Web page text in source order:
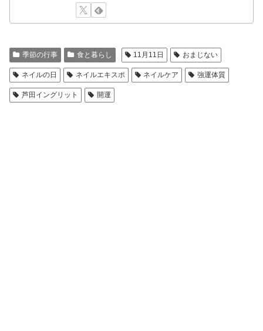
季節の行事 食と暮らし 11月11日 おまじない
ネイルの日 ネイルエキスポ ネイルケア 強運体質
芦田イングリット 開運